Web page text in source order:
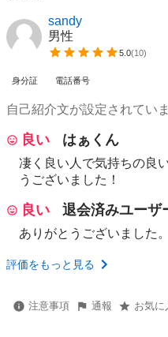
sandy
男性
5.0(10)
身分証 電話番号
自己紹介文が設定されてい
良い はぁくん
凄く良い人で気持ちの良
うございました！
良い 退会済みユーザ
ありがとうございました。
評価をもっと見る
注意事項 通報 お気に